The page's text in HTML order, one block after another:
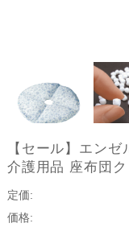
【セール】エン
介護用品 座布団
定価:
価格: